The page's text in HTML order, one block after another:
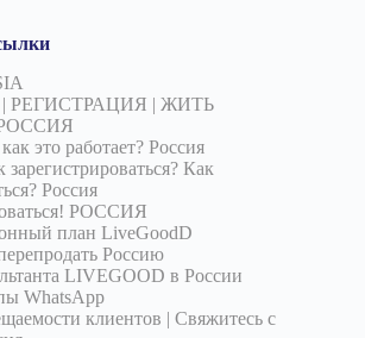
| РЕГИСТРАЦИЯ | ЖИТЬ
это работает? Россия
Как
Россия
РОССИЯ
план LiveGoodD
Россию
LIVEGOOD в России
WhatsApp
клиентов | Свяжитесь с